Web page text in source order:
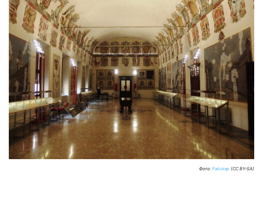
Фото: Palickap (CC BY-SA)